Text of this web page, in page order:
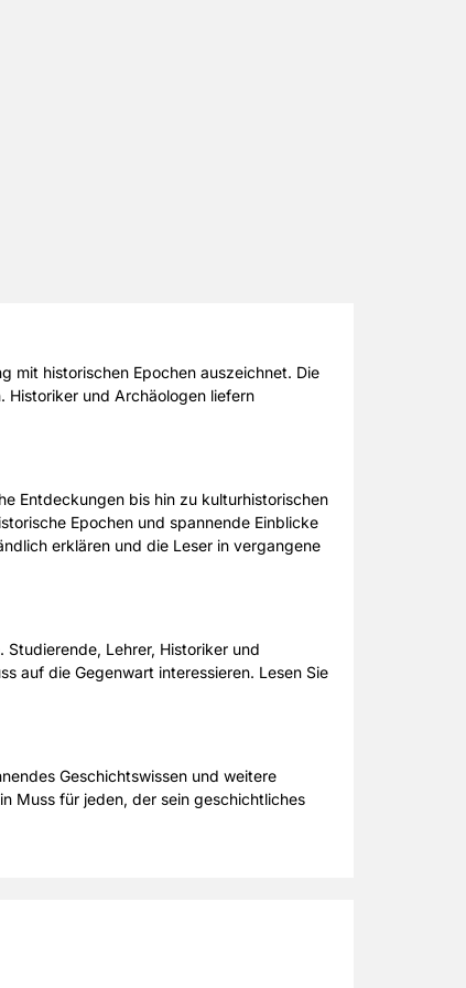
mit historischen Epochen auszeichnet. Die
Historiker und Archäologen liefern
Entdeckungen bis hin zu kulturhistorischen
Epochen und spannende Einblicke
erklären und die Leser in vergangene
Lehrer, Historiker und
auf die Gegenwart interessieren. Lesen Sie
Geschichtswissen und weitere
Muss für jeden, der sein geschichtliches